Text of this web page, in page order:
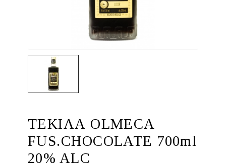
ΤΕΚΙΛΑ OLMECA
FUS.CHOCOLATE 700ml
20% ALC